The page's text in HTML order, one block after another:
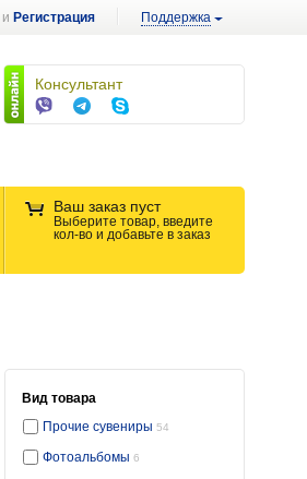
и Регистрация Поддержка
Консультант
Ваш заказ пуст
Выберите товар, введите
кол-во и добавьте в заказ
Вид товара
Прочие сувениры 54
Фотоальбомы 6